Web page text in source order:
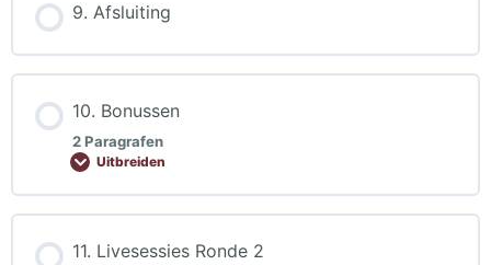
9. Afsluiting
10. Bonussen
2 Paragrafen
Uitbreiden
11. Livesessies Ronde 2